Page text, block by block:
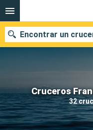
Cruceros
32
Encontrar un
Nuestros destinos
Fecha de salida